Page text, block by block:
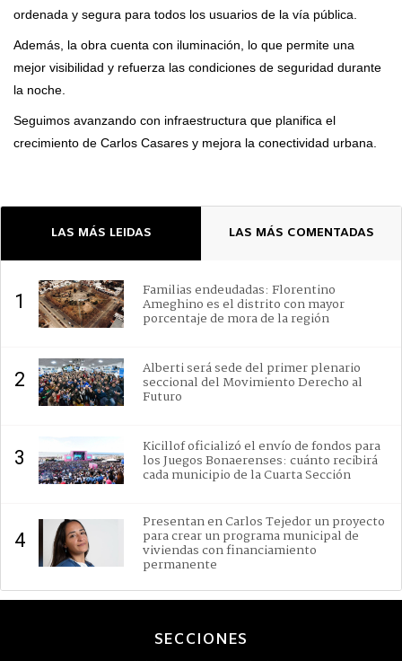
ordenada y segura para todos los usuarios de la vía pública.
Además, la obra cuenta con iluminación, lo que permite una
mejor visibilidad y refuerza las condiciones de seguridad durante
la noche.
Seguimos avanzando con infraestructura que planifica el
crecimiento de Carlos Casares y mejora la conectividad urbana.
LAS MÁS LEIDAS LAS MÁS COMENTADAS
1 Familias endeudadas: Florentino
Ameghino es el distrito con mayor
porcentaje de mora de la región
2 Alberti será sede del primer plenario
seccional del Movimiento Derecho al
Futuro
3 Kicillof oficializó el envío de fondos para
los Juegos Bonaerenses: cuánto recibirá
cada municipio de la Cuarta Sección
4
Presentan en Carlos Tejedor un proyecto
para crear un programa municipal de
viviendas con financiamiento
permanente
SECCIONES